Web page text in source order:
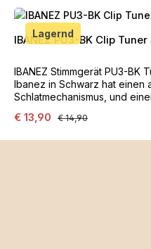
Schultergurte und 1 Griff
Besonderheit: 1 Außenfach
Abmessungen: 90,5 x 32 cm
Produktgalerie
Lagernd
IBANEZ PU3-BK Clip
IBANEZ Stimmgerät PU3-BK
Ibanez in Schwarz hat einen
Schlatmechanismus, und
Automatischer Ein / Aus
Verkaufspreis:
€ 13,90 Regulärer Preis:
€ 14,90